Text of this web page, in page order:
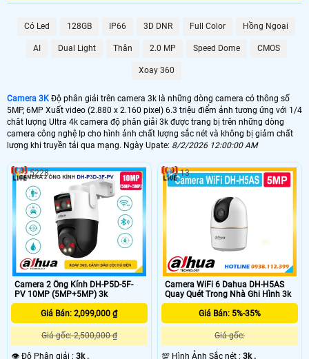
Có Led 128GB IP66 3D DNR Full Color Hồng Ngoại
AI Dual Light Thân 2.0 MP Speed Dome CMOS
Xoay 360
Camera 3K Độ phân giải trên camera 3k là những dòng camera có thông số
5MP, 6MP Xuất video (2.880 x 2.160 pixel) 6.3 triệu điểm ảnh tương ứng với 1/4
chât lượng Ultra 4k camera độ phân giải 3k được trang bị trên những dòng
camera công nghệ Ip cho hình ảnh chất lượng sắc nét và không bị giảm chất
lượng khi truyền tải qua mạng. Ngày Upate: 8/2/2026 12:00:00 AM
Camera 2 Ống Kính DH-P5D-5F-
PV 10MP (5MP+5MP) 3k
Giá Bán: 2,099,000 ₫
Giá gốc: 2,500,000 ₫
👁 Độ Phân giải : 3k .
5228
Camera WiFi 6 Dahua DH-H5AS
Quay Quét Trong Nhà Ghi Hình 3k
Giá Bán: 5%-35%
Giá gốc:
💯 Hình Ảnh Sắc nét :3k .
13